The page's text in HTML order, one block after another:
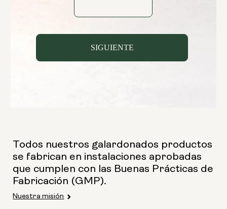
Todos nuestros galardonados productos
se fabrican en instalaciones aprobadas
que cumplen con las Buenas Prácticas de
Fabricación (GMP).
Nuestra misión